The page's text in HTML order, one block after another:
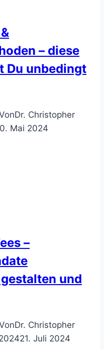
– diese
Du unbedingt
Dr. Christopher
Mai 2024
–
und
Dr. Christopher
21. Juli 2024